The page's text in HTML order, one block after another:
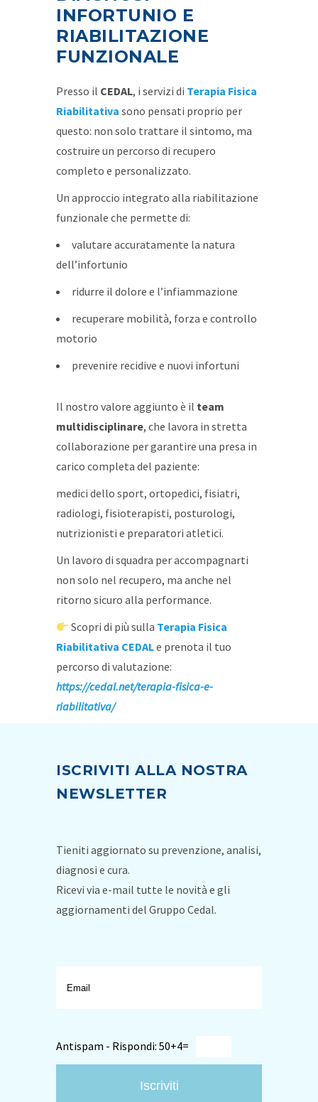
INFORTUNIO E
RIABILITAZIONE
FUNZIONALE
Presso il CEDAL, i servizi di Terapia Fisica
Riabilitativa sono pensati proprio per
questo: non solo trattare il sintomo, ma
costruire un percorso di recupero
completo e personalizzato.
Un approccio integrato alla riabilitazione
funzionale che permette di:
valutare accuratamente la natura
dell’infortunio
ridurre il dolore e l’infiammazione
recuperare mobilità, forza e controllo
motorio
prevenire recidive e nuovi infortuni
Il nostro valore aggiunto è il team
multidisciplinare, che lavora in stretta
collaborazione per garantire una presa in
carico completa del paziente:
medici dello sport, ortopedici, fisiatri,
radiologi, fisioterapisti, posturologi,
nutrizionisti e preparatori atletici.
Un lavoro di squadra per accompagnarti
non solo nel recupero, ma anche nel
ritorno sicuro alla performance.
Scopri di più sulla Terapia Fisica
Riabilitativa CEDALe prenota il tuo
percorso di valutazione:
https://cedal.net/terapia-fisica-e-
riabilitativa/
ISCRIVITI ALLA NOSTRA
NEWSLETTER
Tieniti aggiornato su prevenzione, analisi,
diagnosi e cura.
Ricevi via e-mail tutte le novità e gli
aggiornamenti del Gruppo Cedal.
Antispam - Rispondi: 50+4=